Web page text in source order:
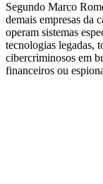
Segundo Marco
demais empresas da
operam sistemas
tecnologias legadas,
cibercriminosos em
financeiros ou